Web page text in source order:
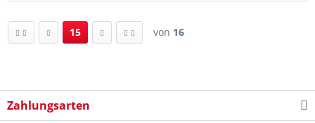
15 von 16
Zahlungsarten